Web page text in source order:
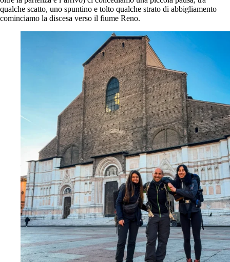
qualche scatto, uno spuntino e tolto qualche strato di abbigliamento
cominciamo la discesa verso il fiume Reno.